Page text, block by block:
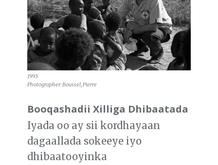
1993
Photographer: Boussel, Pierre
Booqashadii Xilliga Dhibaatada
Iyada oo ay sii kordhayaan
dagaallada sokeeye iyo
dhibaatooyinka